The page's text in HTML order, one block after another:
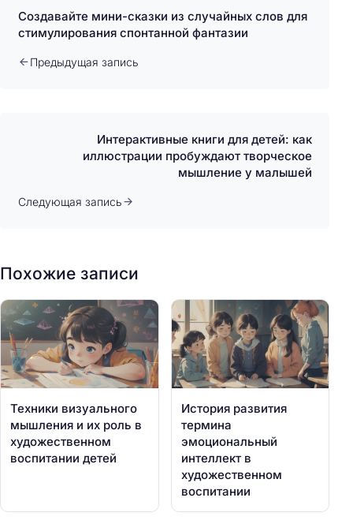
Создавайте мини-сказки из случайных слов для
стимулирования спонтанной фантазии
Предыдущая запись
Интерактивные книги для детей: как
иллюстрации пробуждают творческое
мышление у малышей
Следующая запись
Похожие записи
Техники визуального
мышления и их роль в
художественном
воспитании детей
История развития
термина
эмоциональный
интеллект в
художественном
воспитании